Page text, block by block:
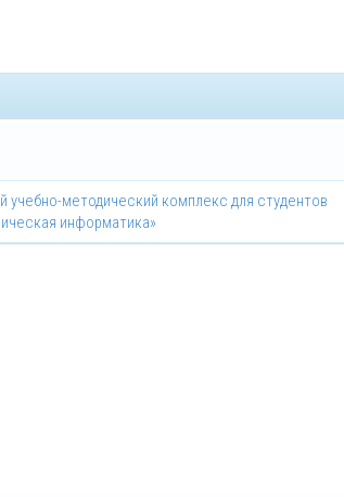
учебно-методический комплекс для студентов
информатика»